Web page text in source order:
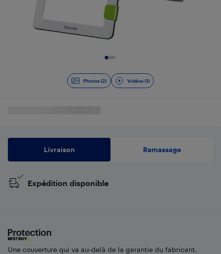
Photos (2) Vidéos (1)
Livraison Ramassage
Expédition disponible
Une couverture qui va au-delà de la garantie du fabricant.